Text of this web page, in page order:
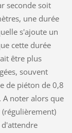
seconde soit
une durée
s'ajoute un
cette durée
être plus
souvent
de piéton de 0,8
A noter alors que